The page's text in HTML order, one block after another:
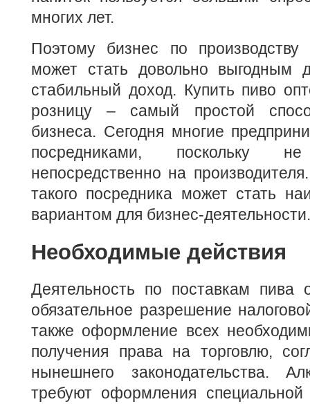
многих лет.
Поэтому бизнес по
может стать довольно выгодным
стабильный доход. Купить пиво
розницу – самый простой
бизнеса. Сегодня многие
посредниками, поскольку
непосредственно на
такого посредника может стать
вариантом для бизнес-деятельности.
Необходимые действия
Деятельность по поставкам пива
обязательное разрешение
также оформление всех
получения права на торговлю,
нынешнего законодательства.
требуют оформления